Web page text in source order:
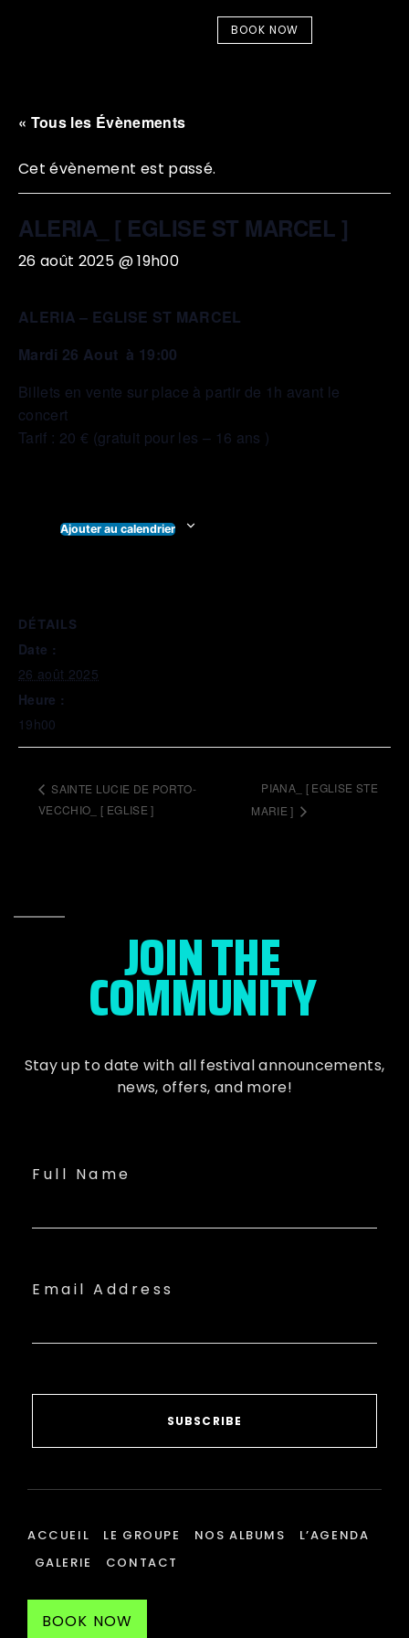
BOOK NOW
« Tous les Évènements
Cet évènement est passé.
ALERIA_ [ EGLISE ST MARCEL ]
26 août 2025 @ 19h00
ALERIA – EGLISE ST MARCEL
Mardi 26 Aout à 19:00
Billets en vente sur place à partir de 1h avant le
concert
Tarif : 20 € (gratuit pour les – 16 ans )
Ajouter au calendrier
DÉTAILS
Date :
26 août 2025
Heure :
19h00
SAINTE LUCIE DE PORTO-
VECCHIO_ [ EGLISE ]
PIANA_ [ EGLISE STE
MARIE ]
JOIN THE
COMMUNITY
Stay up to date with all festivalannouncements,
news, offers, and more!
Full Name
Email Address
SUBSCRIBE
ACCUEIL LE GROUPE NOS ALBUMS
L’AGENDA
GALERIE
CONTACT
BOOK NOW